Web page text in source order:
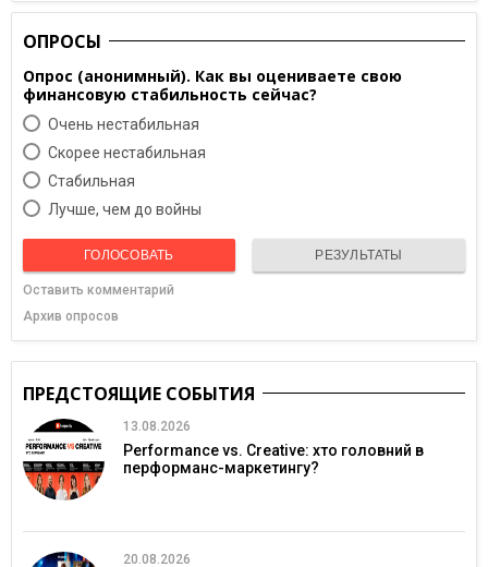
ОПРОСЫ
Опрос (анонимный). Как вы оцениваете свою
финансовую стабильность сейчас?
Очень нестабильная
Скорее нестабильная
Cтабильная
Лучше, чем до войны
ГОЛОСОВАТЬ РЕЗУЛЬТАТЫ
Оставить комментарий
Архив опросов
ПРЕДСТОЯЩИЕ СОБЫТИЯ
13.08.2026
Performance vs. Creative: хто головний в
перформанс-маркетингу?
20.08.2026